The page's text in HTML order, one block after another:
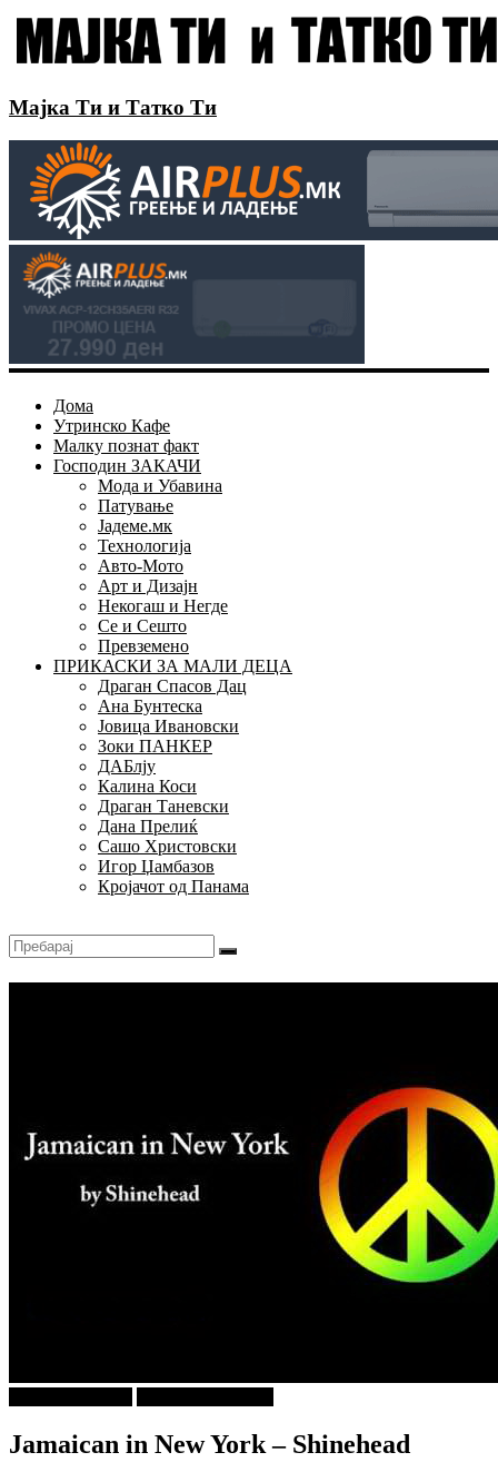
Мајка Ти и Татко Ти
Дома
Утринско Кафе
Малку познат факт
Господин ЗАКАЧИ
Мода и Убавина
Патување
Јадеме.мк
Технологија
Авто-Мото
Арт и Дизајн
Некогаш и Негде
Се и Сешто
Превземено
ПРИКАСКИ ЗА МАЛИ ДЕЦА
Драган Спасов Дац
Ана Бунтеска
Јовица Ивановски
Зоки ПАНКЕР
ДАБлју
Калина Коси
Драган Таневски
Дана Прелиќ
Сашо Христовски
Игор Џамбазов
Кројачот од Панама
Jamaican in New York – Shinehead